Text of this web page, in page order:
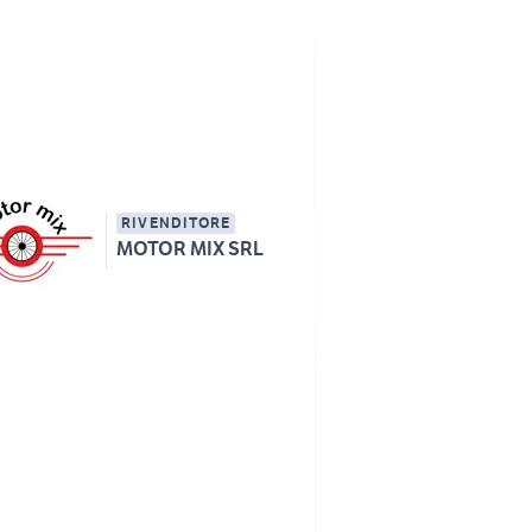
RIVENDITORE
MOTOR MIX SRL